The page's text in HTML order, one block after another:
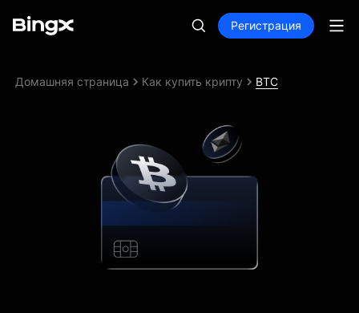
Регистрация
Домашняя страница Как купить крипту BTC